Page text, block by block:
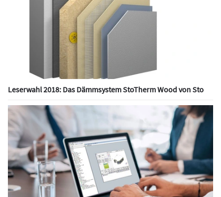
Leserwahl 2018: Das Dämmsystem StoTherm Wood von Sto